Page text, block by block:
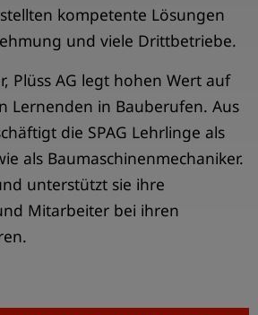
kompetente Lösungen
und viele Drittbetriebe.
Plüss AG legt hohen Wert auf
Lernenden in Bauberufen. Aus
die SPAG Lehrlinge als
als Baumaschinenmechaniker.
unterstützt sie ihre
Mitarbeiter bei ihren